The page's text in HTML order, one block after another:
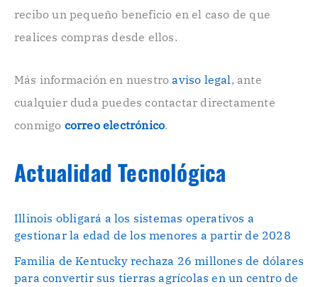
ó
n
o
.
recibo un pequeño beneficio en el caso de que
realices compras desde ellos.
Más información en nuestroaviso legal , ante
cualquier duda puedes contactar directamente
conmigo correo electrónico.
Actualidad Tecnológica
Illinois obligará a los sistemas operativos a
gestionar la edad de los menores a partir de 2028
Familia de Kentucky rechaza 26 millones de dólares
para convertir sus tierras agrícolas en un centro de